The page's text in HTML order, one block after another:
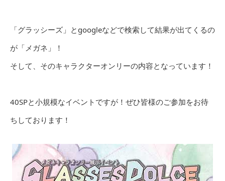
「グラッシーズ」とgoogleなどで検索して結果が出てくるの
が「メガネ」！
そして、そのキャラクターオンリーの内容となっています！
40SPと小規模なイベントですが！ぜひ皆様のご参加をお待
ちしております！